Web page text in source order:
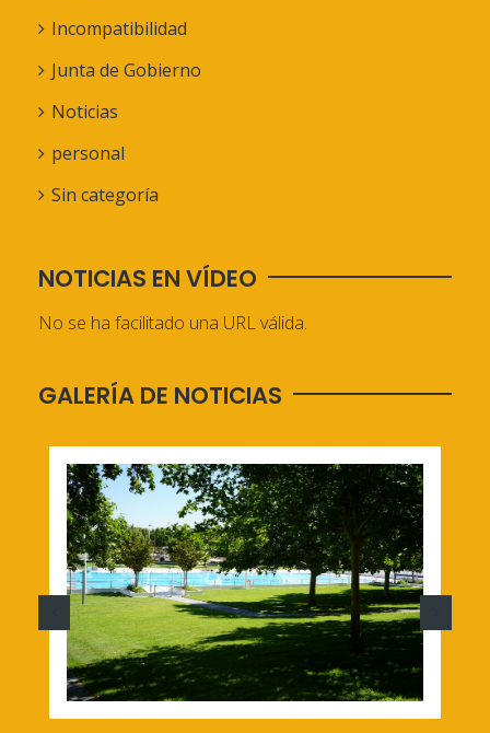
Incompatibilidad
Junta de Gobierno
Noticias
personal
Sin categoría
NOTICIAS EN VÍDEO
No se ha facilitado una URL válida.
GALERÍA DE NOTICIAS